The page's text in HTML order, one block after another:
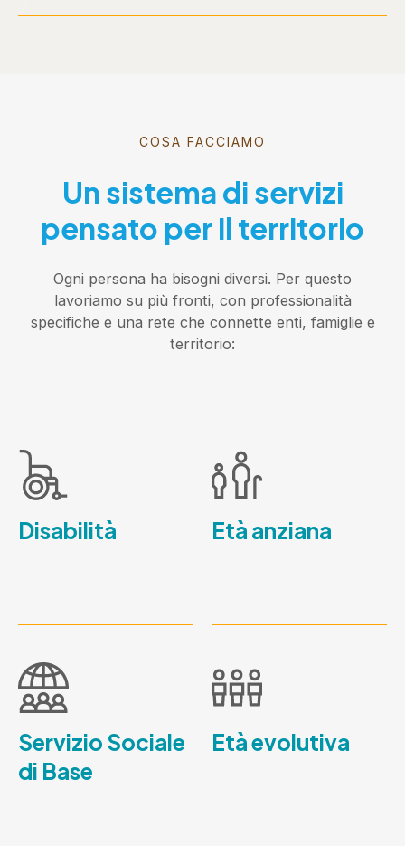
COSA FACCIAMO
Un sistema di servizi
pensato per il territorio
Ogni persona ha bisogni diversi. Per questo
lavoriamo su più fronti, con professionalità
specifiche e una rete che connette enti, famiglie e
territorio:
Disabilità Età anziana
Servizio Sociale
di Base
Età evolutiva